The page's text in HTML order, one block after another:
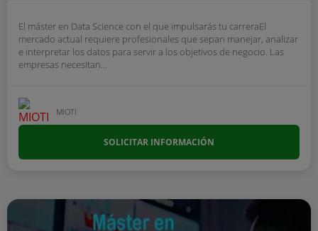
El máster en Data Science con el que impulsarás tu carreraEl
mercado actual requiere profesionales que sepan manejar, analizar
e interpretar los datos para servir a los objetivos de negocio. Las
empresas necesitan...
MIOTI
SOLICITAR INFORMACIÓN